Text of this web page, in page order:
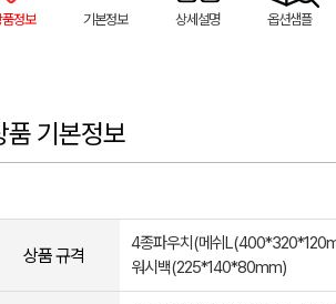
정보 기본정보 상세설명 옵션샘플
품 기본정보
상품 규격
4종파우치(메쉬
워시백(225*140*80mm)